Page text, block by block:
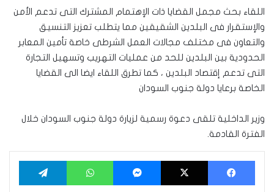
اللقاء بحث مجمل القضايا ذات الإهتمام المشترك التى تدعم الأمن
والإستقرار فى البلدين الشقيقين مما يتطلب تعزيز التنسيق
والتعاون فى مختلف مجالات العمل الشرطى خاصة تأمين المعابر
الحدودية بين البلدين للحد من عمليات التهريب وتسهيل التجارة
التى تدعم إقتصاد البلدين ، كما تطرق اللقاء ايضا الى القضايا
الخاصة برعايا دولة جنوب السودان
وزير الداخلية تلقى دعوة رسمية لزيارة دولة جنوب السودان خلال
الفترة القادمة.
فيسبوك ‫X ماسنجر واتساب